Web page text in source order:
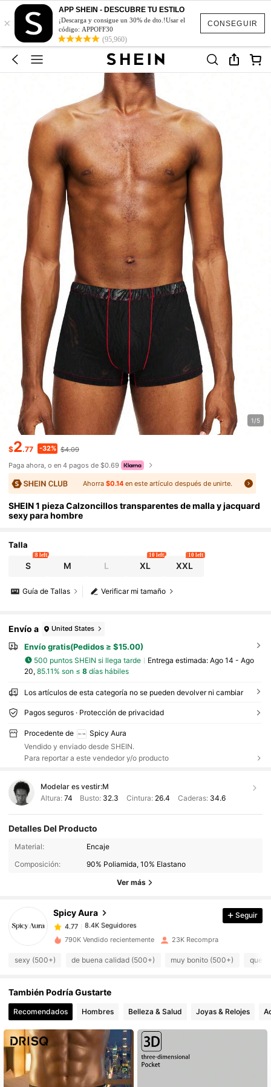
CONSEGUIR
×
APP SHEIN - DESCUBRE TU ESTILO
¡Descarga y consigue un 30% de dto.!Usar el
código: APPOFF30
(95,960)
1/5
$2.77 -32% $4.09
Paga ahora, o en 4 pagos de $0.69
Ahorra$0.14 en este artículo después de unirte.
SHEIN 1 pieza Calzoncillos transparentes de malla y jacquard
sexy para hombre
Talla
S
8 left
M L XL
10 left
XXL
10 left
Verificar mi tamaño
Guía de Tallas
Envío a United States
Envío gratis(Pedidos ≥ $15.00)
500 puntos SHEIN si llega tarde Entrega estimada: Ago 14 - Ago
20, 85.11% son ≤ 8días hábiles
Los artículos de esta categoría no se pueden devolver ni cambiar
Pagos seguros · Protección de privacidad
Procedente de
Spicy Aura
Vendido y enviado desde SHEIN.
Para reportar a este vendedor y/o producto
Modelar es vestir:M
Altura: 74 Busto: 32.3 Cintura: 26.4 Caderas: 34.6
Detalles Del Producto
Material:
Encaje
Composición:
90% Poliamida, 10% Elastano
Ver más
Spicy Aura
8.4K Seguidores
4.77
8.4K Seguidores
1***6 pagóHace 15 horas
4.77 8.4K Seguidores
4.77 8.4K Seguidores
4.77 8.4K Seguidores
Seguir
790K Vendido recientemente 23K Recompra
sexy (500+) de buena calidad (500+) muy bonito (500+)
También Podría Gustarte
Recomendados Hombres Belleza & Salud Joyas & Relojes